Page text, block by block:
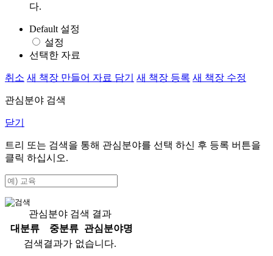
다.
Default 설정
설정
선택한 자료
취소 새 책장 만들어 자료 담기 새 책장 등록 새 책장 수정
관심분야 검색
닫기
트리 또는 검색을 통해 관심분야를 선택 하신 후 등록 버튼을
클릭 하십시오.
관심분야 검색 결과
대분류
중분류
관심분야명
검색결과가 없습니다.